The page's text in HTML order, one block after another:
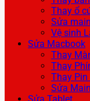
Thay ổ
Sửa
Vệ sinh
Sửa Macbook
Thay
Thay
Thay
Sửa